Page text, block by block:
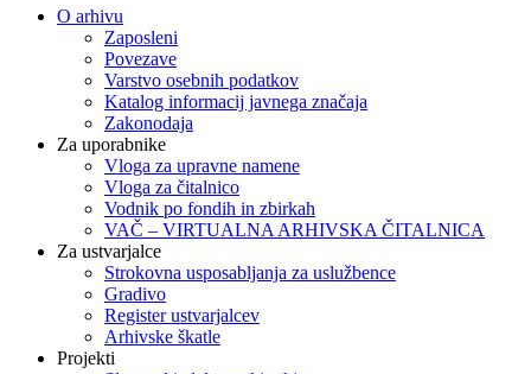
O arhivu
Zaposleni
Povezave
Varstvo osebnih podatkov
Katalog informacij javnega značaja
Zakonodaja
Za uporabnike
Vloga za upravne namene
Vloga za čitalnico
Vodnik po fondih in zbirkah
VAČ – VIRTUALNA ARHIVSKA ČITALNICA
Za ustvarjalce
Strokovna usposabljanja za uslužbence
Gradivo
Register ustvarjalcev
Arhivske škatle
Projekti